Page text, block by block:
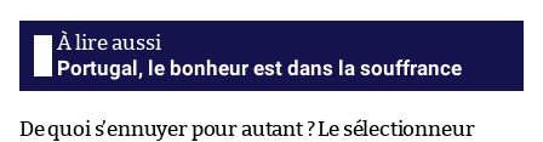
Portugal, le bonheur est dans la souffrance
De quoi s’ennuyer pour autant ? Le sélectionneur